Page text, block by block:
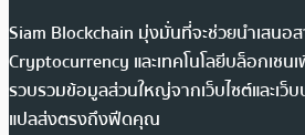
Siam Blockchain มุ่งมั่นที่จะช่วยนำเสนอ
Cryptocurrency และเทคโนโลยีบล็อกเชน
รวบรวมข้อมูลส่วนใหญ่จากเว็บไซต์และเว็
แปลส่งตรงถึงฟีดคุณ